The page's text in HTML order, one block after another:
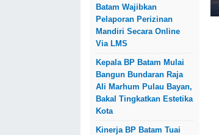
Batam Wajibkan
Pelaporan Perizinan
Mandiri Secara Online
Via LMS
Kepala BP Batam Mulai
Bangun Bundaran Raja
Ali Marhum Pulau Bayan,
Bakal Tingkatkan Estetika
Kota
Kinerja BP Batam Tuai